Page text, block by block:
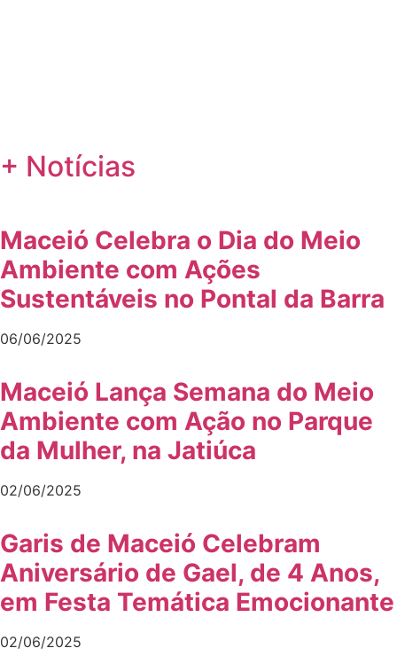
+ Notícias
Maceió Celebra o Dia do Meio
Ambiente com Ações
Sustentáveis no Pontal da Barra
06/06/2025
Maceió Lança Semana do Meio
Ambiente com Ação no Parque
da Mulher, na Jatiúca
02/06/2025
Garis de Maceió Celebram
Aniversário de Gael, de 4 Anos,
em Festa Temática Emocionante
02/06/2025